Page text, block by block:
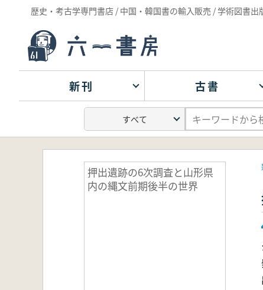
歴史・考古学専門書店 / 中国・韓国書の輸入販売 / 学術図書出
新刊 古書
押出遺跡の6次調査と山形県
内の縄文前期後半の世界